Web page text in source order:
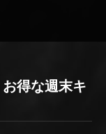
お得な週末キ